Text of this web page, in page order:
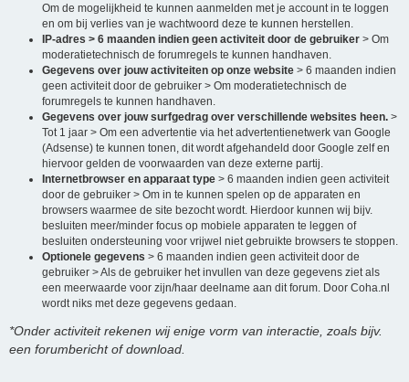
Om de mogelijkheid te kunnen aanmelden met je account in te loggen
en om bij verlies van je wachtwoord deze te kunnen herstellen.
IP-adres > 6 maanden indien geen activiteit door de gebruiker > Om
moderatietechnisch de forumregels te kunnen handhaven.
Gegevens over jouw activiteiten op onze website > 6 maanden indien
geen activiteit door de gebruiker > Om moderatietechnisch de
forumregels te kunnen handhaven.
Gegevens over jouw surfgedrag over verschillende websites heen. >
Tot 1 jaar > Om een advertentie via het advertentienetwerk van Google
(Adsense) te kunnen tonen, dit wordt afgehandeld door Google zelf en
hiervoor gelden de voorwaarden van deze externe partij.
Internetbrowser en apparaat type > 6 maanden indien geen activiteit
door de gebruiker > Om in te kunnen spelen op de apparaten en
browsers waarmee de site bezocht wordt. Hierdoor kunnen wij bijv.
besluiten meer/minder focus op mobiele apparaten te leggen of
besluiten ondersteuning voor vrijwel niet gebruikte browsers te stoppen.
Optionele gegevens > 6 maanden indien geen activiteit door de
gebruiker > Als de gebruiker het invullen van deze gegevens ziet als
een meerwaarde voor zijn/haar deelname aan dit forum. Door Coha.nl
wordt niks met deze gegevens gedaan.
*Onder activiteit rekenen wij enige vorm van interactie, zoals bijv.
een forumbericht of download.